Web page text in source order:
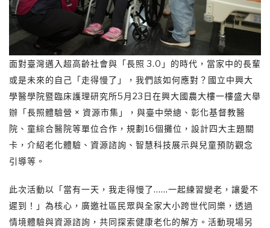
面對臺灣邁入超高齡社會與「長照 3.0」的時代，當家中的長輩
或是未來的自己「走得慢了」，我們該如何應對？國立中興大
學醫學院暨臨床護理研究所5月23日在興大國農大樓一樓盛大舉
辦「長照體驗營 × 資源市集」，與臺中榮總、彰化基督教醫
院、童綜合醫院等單位合作，規劃16個攤位，設計四大主題關
卡，介紹老化體驗、資源諮詢、智慧科技展示與兒童預防觀念
引導等。
此次活動以「當有一天，我走得慢了……一起練習變老，讓愛不
遲到！」為核心，廣邀社區民眾與全家大小跨世代同樂，透過
情境體驗與資源諮詢，共同探索健康老化的解方。活動現場另